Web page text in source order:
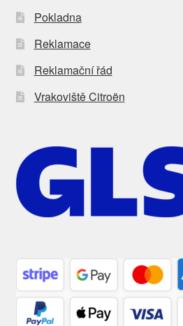
Pokladna
Reklamace
Reklamační řád
Vrakoviště Citroën